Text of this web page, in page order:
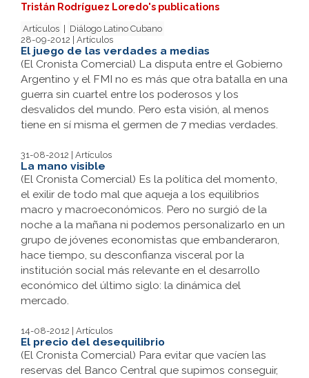
Tristán Rodríguez Loredo's publications
Artículos
Diálogo Latino Cubano
28-09-2012 | Artículos
El juego de las verdades a medias
(El Cronista Comercial) La disputa entre el Gobierno
Argentino y el FMI no es más que otra batalla en una
guerra sin cuartel entre los poderosos y los
desvalidos del mundo. Pero esta visión, al menos
tiene en sí misma el germen de 7 medias verdades.
31-08-2012 | Artículos
La mano visible
(El Cronista Comercial) Es la política del momento,
el exilir de todo mal que aqueja a los equilibrios
macro y macroeconómicos. Pero no surgió de la
noche a la mañana ni podemos personalizarlo en un
grupo de jóvenes economistas que embanderaron,
hace tiempo, su desconfianza visceral por la
institución social más relevante en el desarrollo
económico del último siglo: la dinámica del
mercado.
14-08-2012 | Artículos
El precio del desequilibrio
(El Cronista Comercial) Para evitar que vacíen las
reservas del Banco Central que supimos conseguir,